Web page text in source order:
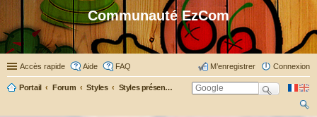
Communauté EzCom
Accès rapide Aide FAQ Connexion
M’enregistrer
Portail Forum Styles Styles présentés & traduits